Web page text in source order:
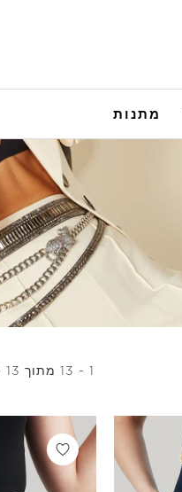
מתנות
1 - 13 מתוך 13 תוצאות